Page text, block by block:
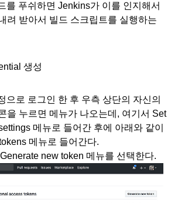
를 푸쉬하면 Jenkins가 이를 인지해서
려 받아서 빌드 스크립트를 실행하는
생성
으로 로그인 한 후 우측 상단의 자신의
을 누르면 메뉴가 나오는데, 여기서 Set
메뉴로 들어간 후에 아래와 같이
메뉴로 들어간다.
new token 메뉴를 선택한다.